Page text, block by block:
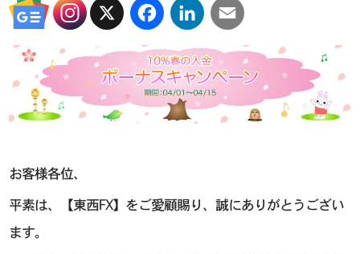
FacebookLinkedInEmail
お客様各位、
平素は、【東西FX】をご愛顧賜り、誠にありがとうござい
ます。